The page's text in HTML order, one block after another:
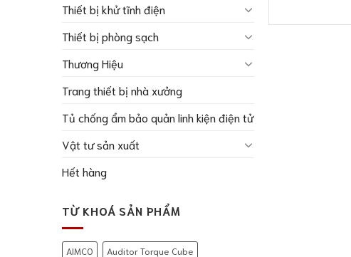
Thiết bị khử tĩnh điện
Thiết bị phòng sạch
Thương Hiệu
Trang thiết bị nhà xưởng
Tủ chống ẩm bảo quản linh kiện điện tử
Vật tư sản xuất
Hết hàng
TỪ KHOÁ SẢN PHẨM
AIMCO
Auditor Torque Cube